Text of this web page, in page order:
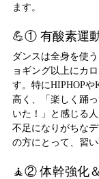
ます。
💪① 有酸素運
ダンスは全身を使
ョギング以上にカ
す。特にHIPHOPや
高く、「楽しく踊
いた！」と感じる
不足になりがちな
の方にとって、習
🧘② 体幹強化